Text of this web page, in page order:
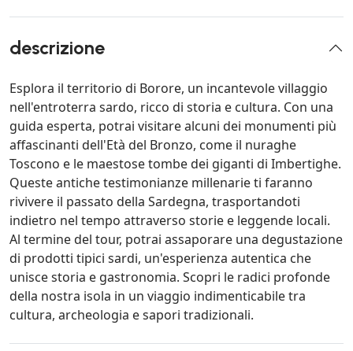
descrizione
Esplora il territorio di Borore, un incantevole villaggio
nell'entroterra sardo, ricco di storia e cultura. Con una
guida esperta, potrai visitare alcuni dei monumenti più
affascinanti dell'Età del Bronzo, come il nuraghe
Toscono e le maestose tombe dei giganti di Imbertighe.
Queste antiche testimonianze millenarie ti faranno
rivivere il passato della Sardegna, trasportandoti
indietro nel tempo attraverso storie e leggende locali.
Al termine del tour, potrai assaporare una degustazione
di prodotti tipici sardi, un'esperienza autentica che
unisce storia e gastronomia. Scopri le radici profonde
della nostra isola in un viaggio indimenticabile tra
cultura, archeologia e sapori tradizionali.